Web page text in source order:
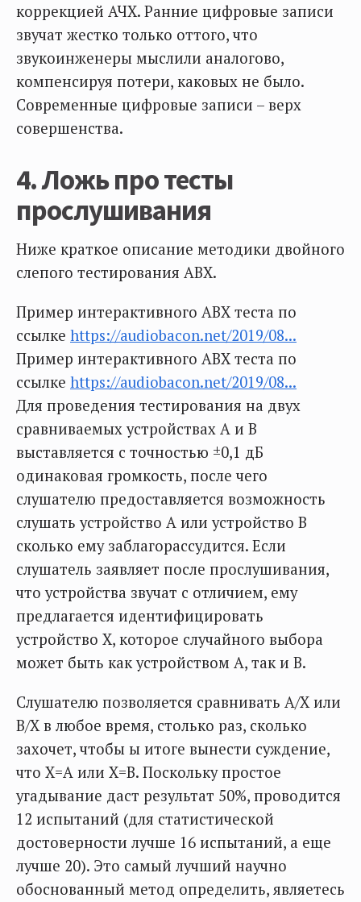
коррекцией АЧХ. Ранние цифровые записи
звучат жестко только оттого, что
звукоинженеры мыслили аналогово,
компенсируя потери, каковых не было.
Современные цифровые записи – верх
совершенства.
4. Ложь про тесты
прослушивания
Ниже краткое описание методики двойного
слепого тестирования ABX.
Пример интерактивного ABX теста по
ссылке https://audiobacon.net/2019/08...
Пример интерактивного ABX теста по
ссылке https://audiobacon.net/2019/08...
Для проведения тестирования на двух
сравниваемых устройствах А и В
выставляется с точностью ±0,1 дБ
одинаковая громкость, после чего
слушателю предоставляется возможность
слушать устройство А или устройство В
сколько ему заблагорассудится. Если
слушатель заявляет после прослушивания,
что устройства звучат с отличием, ему
предлагается идентифицировать
устройство Х, которое случайного выбора
может быть как устройством А, так и В.
Слушателю позволяется сравнивать А/Х или
В/Х в любое время, столько раз, сколько
захочет, чтобы ы итоге вынести суждение,
что Х=А или Х=В. Поскольку простое
угадывание даст результат 50%, проводится
12 испытаний (для статистической
достоверности лучше 16 испытаний, а еще
лучше 20). Это самый лучший научно
обоснованный метод определить, являетесь